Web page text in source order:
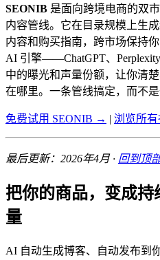
SEONIB 是面向跨境电商的双
内容管线。它在目录规模上生
内容和购买指南，跨市场保持
AI 引擎——ChatGPT、
中的曝光和声量份额，让你清
在哪里。一条管线搞定，而不是
免费试用 SEONIB → | 浏览所
最后更新：2026年4月 · 回到顶
把你的商品，变成
量
AI 自动生成博客、自动发布到